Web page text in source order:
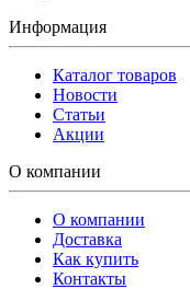
Информация
Каталог товаров
Новости
Статьи
Акции
О компании
О компании
Доставка
Как купить
Контакты